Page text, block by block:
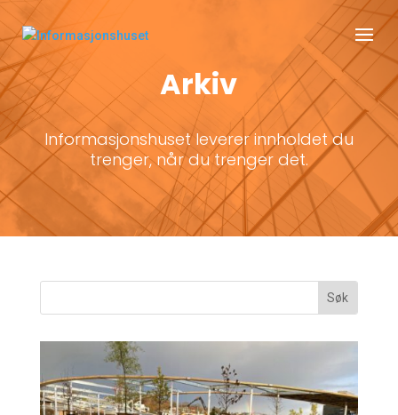
Arkiv
Informasjonshuset leverer innholdet du
trenger, når du trenger det.